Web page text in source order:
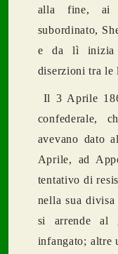
alla fine, ai
subordinato,
e da lì inizia
diserzioni tra
Il 3 Aprile
confederale,
avevano dato
Aprile, ad
tentativo di
nella sua divisa
si arrende al
infangato; altre